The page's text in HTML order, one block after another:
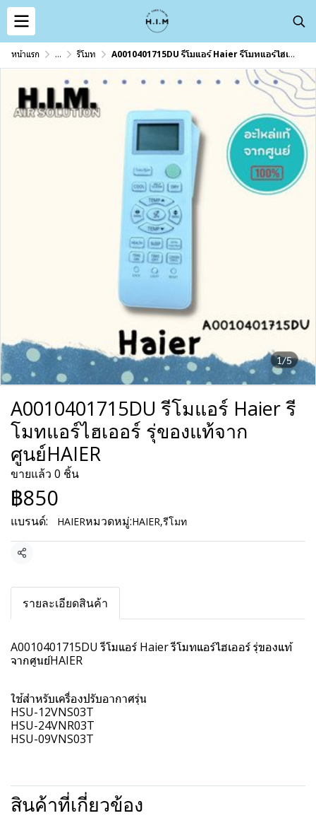
หน้าแรก ... รีโมท A0010401715DU รีโมแอร์ Haier รีโมทแอร์ไฮเออร์ รุ่ของแท้จากศูนย์HAIER
1/5
A0010401715DU รีโมแอร์ Haier รี
โมทแอร์ไฮเออร์ รุ่ของแท้จาก
ศูนย์HAIER
ขายแล้ว 0 ชิ้น
฿850
แบรนด์: HAIERหมวดหมู่:HAIER,รีโมท
แชร์
รายละเอียดสินค้า
A0010401715DU รีโมแอร์ Haier รีโมทแอร์ไฮเออร์ รุ่ของแท้
จากศูนย์HAIER
ใช้สำหรับเครื่องปรับอากาศรุ่น
HSU-12VNS03T
HSU-24VNR03T
HSU-09VNS03T
สินค้าที่เกี่ยวข้อง